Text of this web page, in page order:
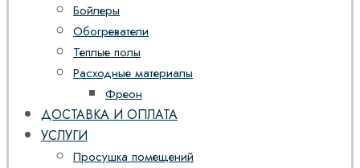
Бойлеры
Обогреватели
Теплые полы
Расходные материалы
Фреон
ДОСТАВКА И ОПЛАТА
УСЛУГИ
Просушка помещений